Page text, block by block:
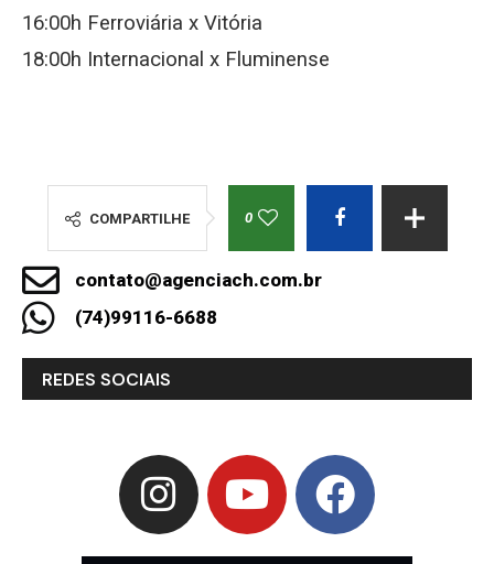
16:00h Ferroviária x Vitória
18:00h Internacional x Fluminense
COMPARTILHE 0
contato@agenciach.com.br
(74)99116-6688
REDES SOCIAIS